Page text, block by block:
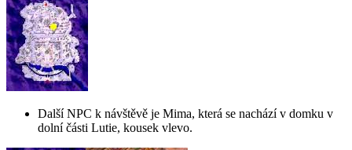
Další NPC k návštěvě je Mima, která se nachází v domku v
dolní části Lutie, kousek vlevo.